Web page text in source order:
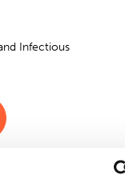
Infectious
in nieuw